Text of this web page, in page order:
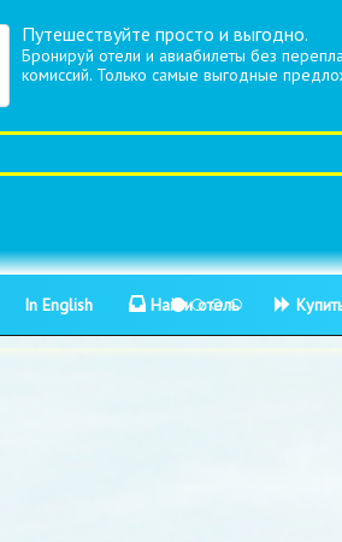
Путешествуйте просто и выгодно.
Бронируй отели и авиабилеты без
комиссий. Только самые выгодные
In English Найти отель